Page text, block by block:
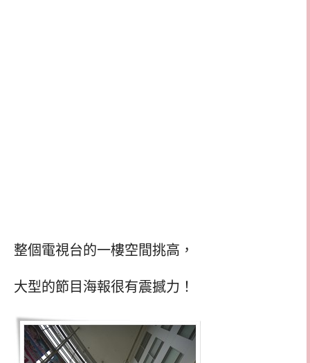
整個電視台的一樓空間挑高，
大型的節目海報很有震撼力！